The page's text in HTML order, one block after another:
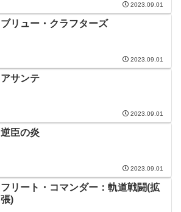
2023.09.01
ブリュー・クラフターズ
2023.09.01
アサンテ
2023.09.01
逆臣の炎
2023.09.01
フリート・コマンダー：軌道戦闘(拡
張)